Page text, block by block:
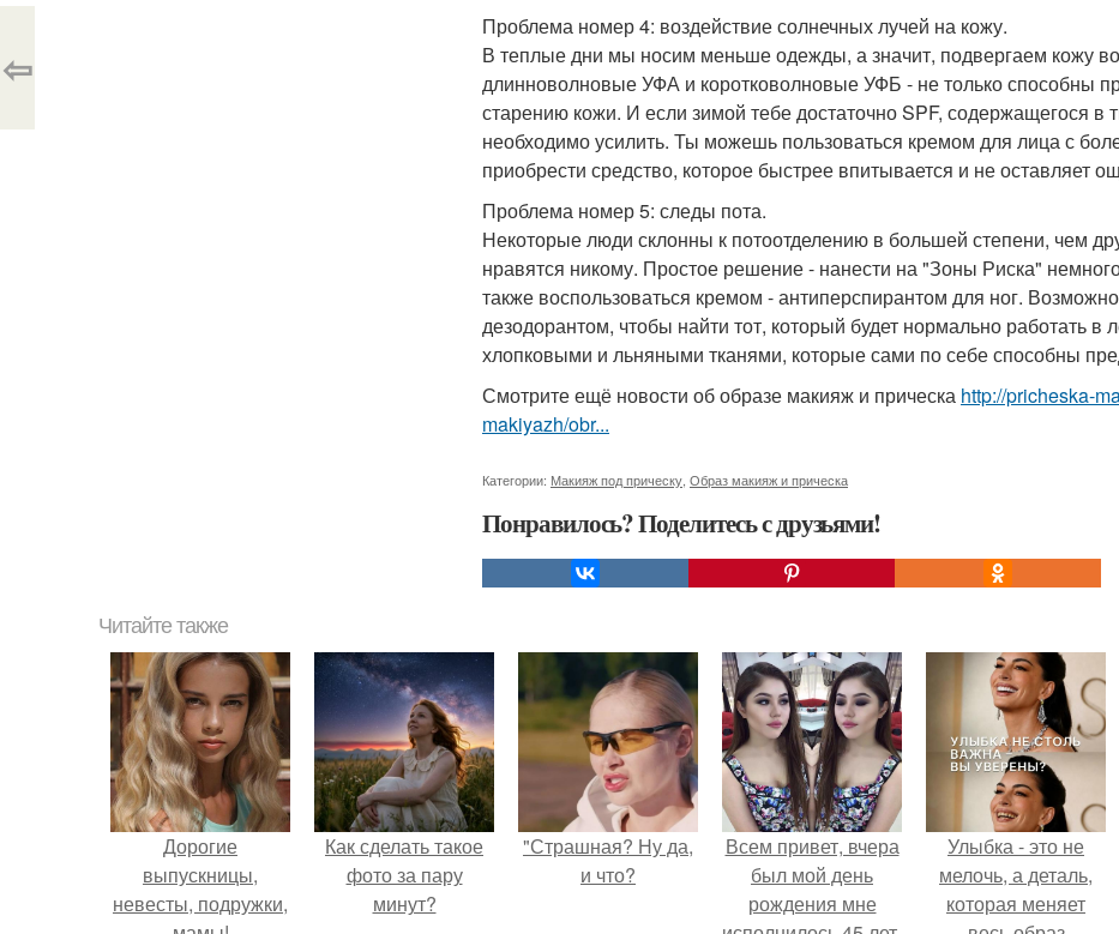
Проблема номер 4: воздействие солнечных лучей на кожу.
В теплые дни мы носим меньше одежды, а значит, подвергаем кожу
длинноволновые УФА и коротковолновые УФБ - не только способны
старению кожи. И если зимой тебе достаточно SPF, содержащегося в
необходимо усилить. Ты можешь пользоваться кремом для лица с
приобрести средство, которое быстрее впитывается и не оставляет
Проблема номер 5: следы пота.
Некоторые люди склонны к потоотделению в большей степени, чем
нравятся никому. Простое решение - нанести на "Зоны Риска"
также воспользоваться кремом - антиперспирантом для ног.
дезодорантом, чтобы найти тот, который будет нормально работать
хлопковыми и льняными тканями, которые сами по себе способны
Смотрите ещё новости об образе макияж и прическа http://pricheska-
makiyazh/obr...
Категории: Макияж под прическу Образ макияж и прическа
Понравилось? Поделитесь с друзьями!
⇦
Читайте также
Дорогие
выпускницы,
невесты, подружки,
Как сделать такое
фото за пару
минут?
"Страшная? Ну да,
и что?
Всем привет, вчера
был мой день
рождения мне
Улыбка - это не
мелочь, а деталь,
которая меняет